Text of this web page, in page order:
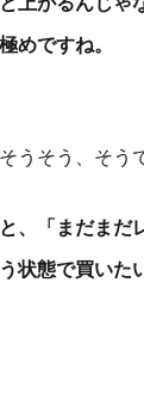
めですね。
うそう、そう
、「まだまだ
状態で買いた